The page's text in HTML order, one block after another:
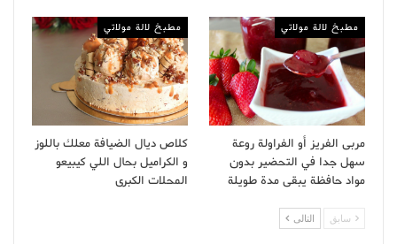
مطبخ لالة مولاتي
مربى الفريز أو الفراولة روعة
سهل جدا في التحضير بدون
مواد حافظة يبقى مدة طويلة
مطبخ لالة مولاتي
كلاص ديال الضيافة معلك باللوز
و الكراميل بحال اللي كيبيعو
المحلات الكبرى
سابق التالى